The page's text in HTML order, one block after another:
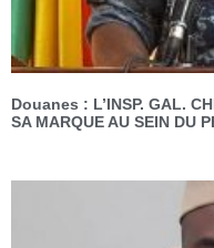
Douanes : L’INSP. GAL.
SA MARQUE AU SEIN DU